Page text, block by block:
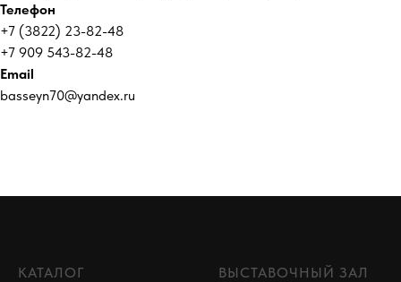
Телефон
+7 (3822) 23-82-48
+7 909 543-82-48
Email
basseyn70@yandex.ru
КАТАЛОГ
ВЫСТАВОЧНЫЙ ЗАЛ